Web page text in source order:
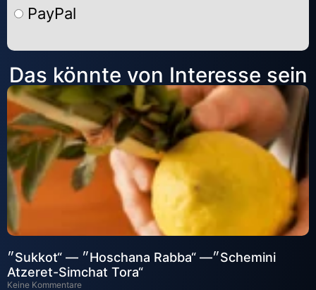
PayPal
Alternative:
Das könnte von Interesse sein
״Sukkot“ — ״Hoschana Rabba“ —״Schemini
Atzeret-Simchat Tora“
Keine Kommentare